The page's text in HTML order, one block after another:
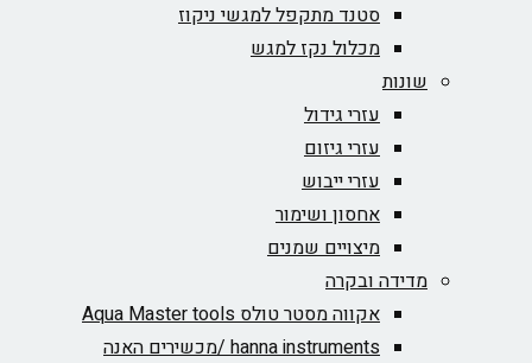
סטנד מתקפל למגשי ניקוז
מכלול נקז למגש
שונות
עזרי גידול
עזרי גיזום
עזרי ייבוש
אחסון ושימור
מיצויים שמנים
מדידה ובקרה
אקווה מסטר טולס Aqua Master tools
hanna instruments /מכשירים האנה